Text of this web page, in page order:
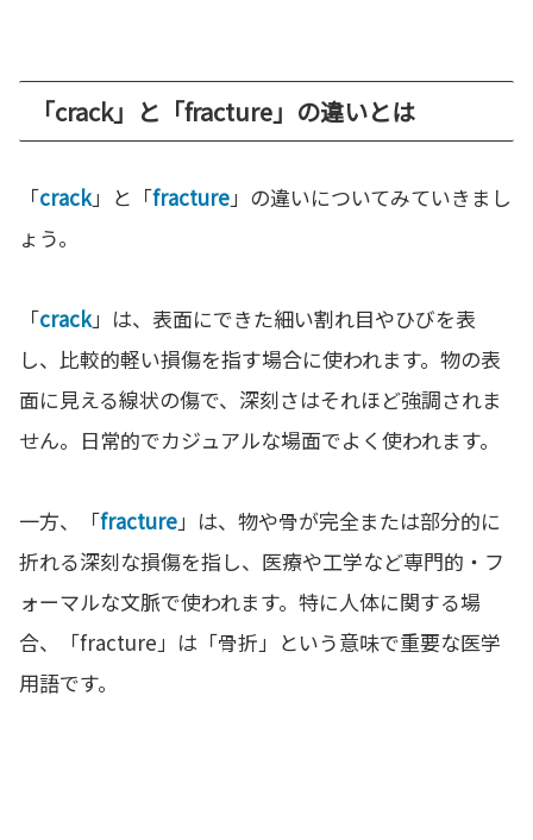
「crack」と「fracture」の違いとは
「crack」と「fracture」の違いについてみていきまし
ょう。
「crack」は、表面にできた細い割れ目やひびを表
し、比較的軽い損傷を指す場合に使われます。物の表
面に見える線状の傷で、深刻さはそれほど強調されま
せん。日常的でカジュアルな場面でよく使われます。
一方、「fracture」は、物や骨が完全または部分的に
折れる深刻な損傷を指し、医療や工学など専門的・フ
ォーマルな文脈で使われます。特に人体に関する場
合、「fracture」は「骨折」という意味で重要な医学
用語です。